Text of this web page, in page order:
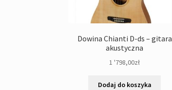
Dowina Chianti D-ds – gitara
akustyczna
1 '798,00zł
Dodaj do koszyka